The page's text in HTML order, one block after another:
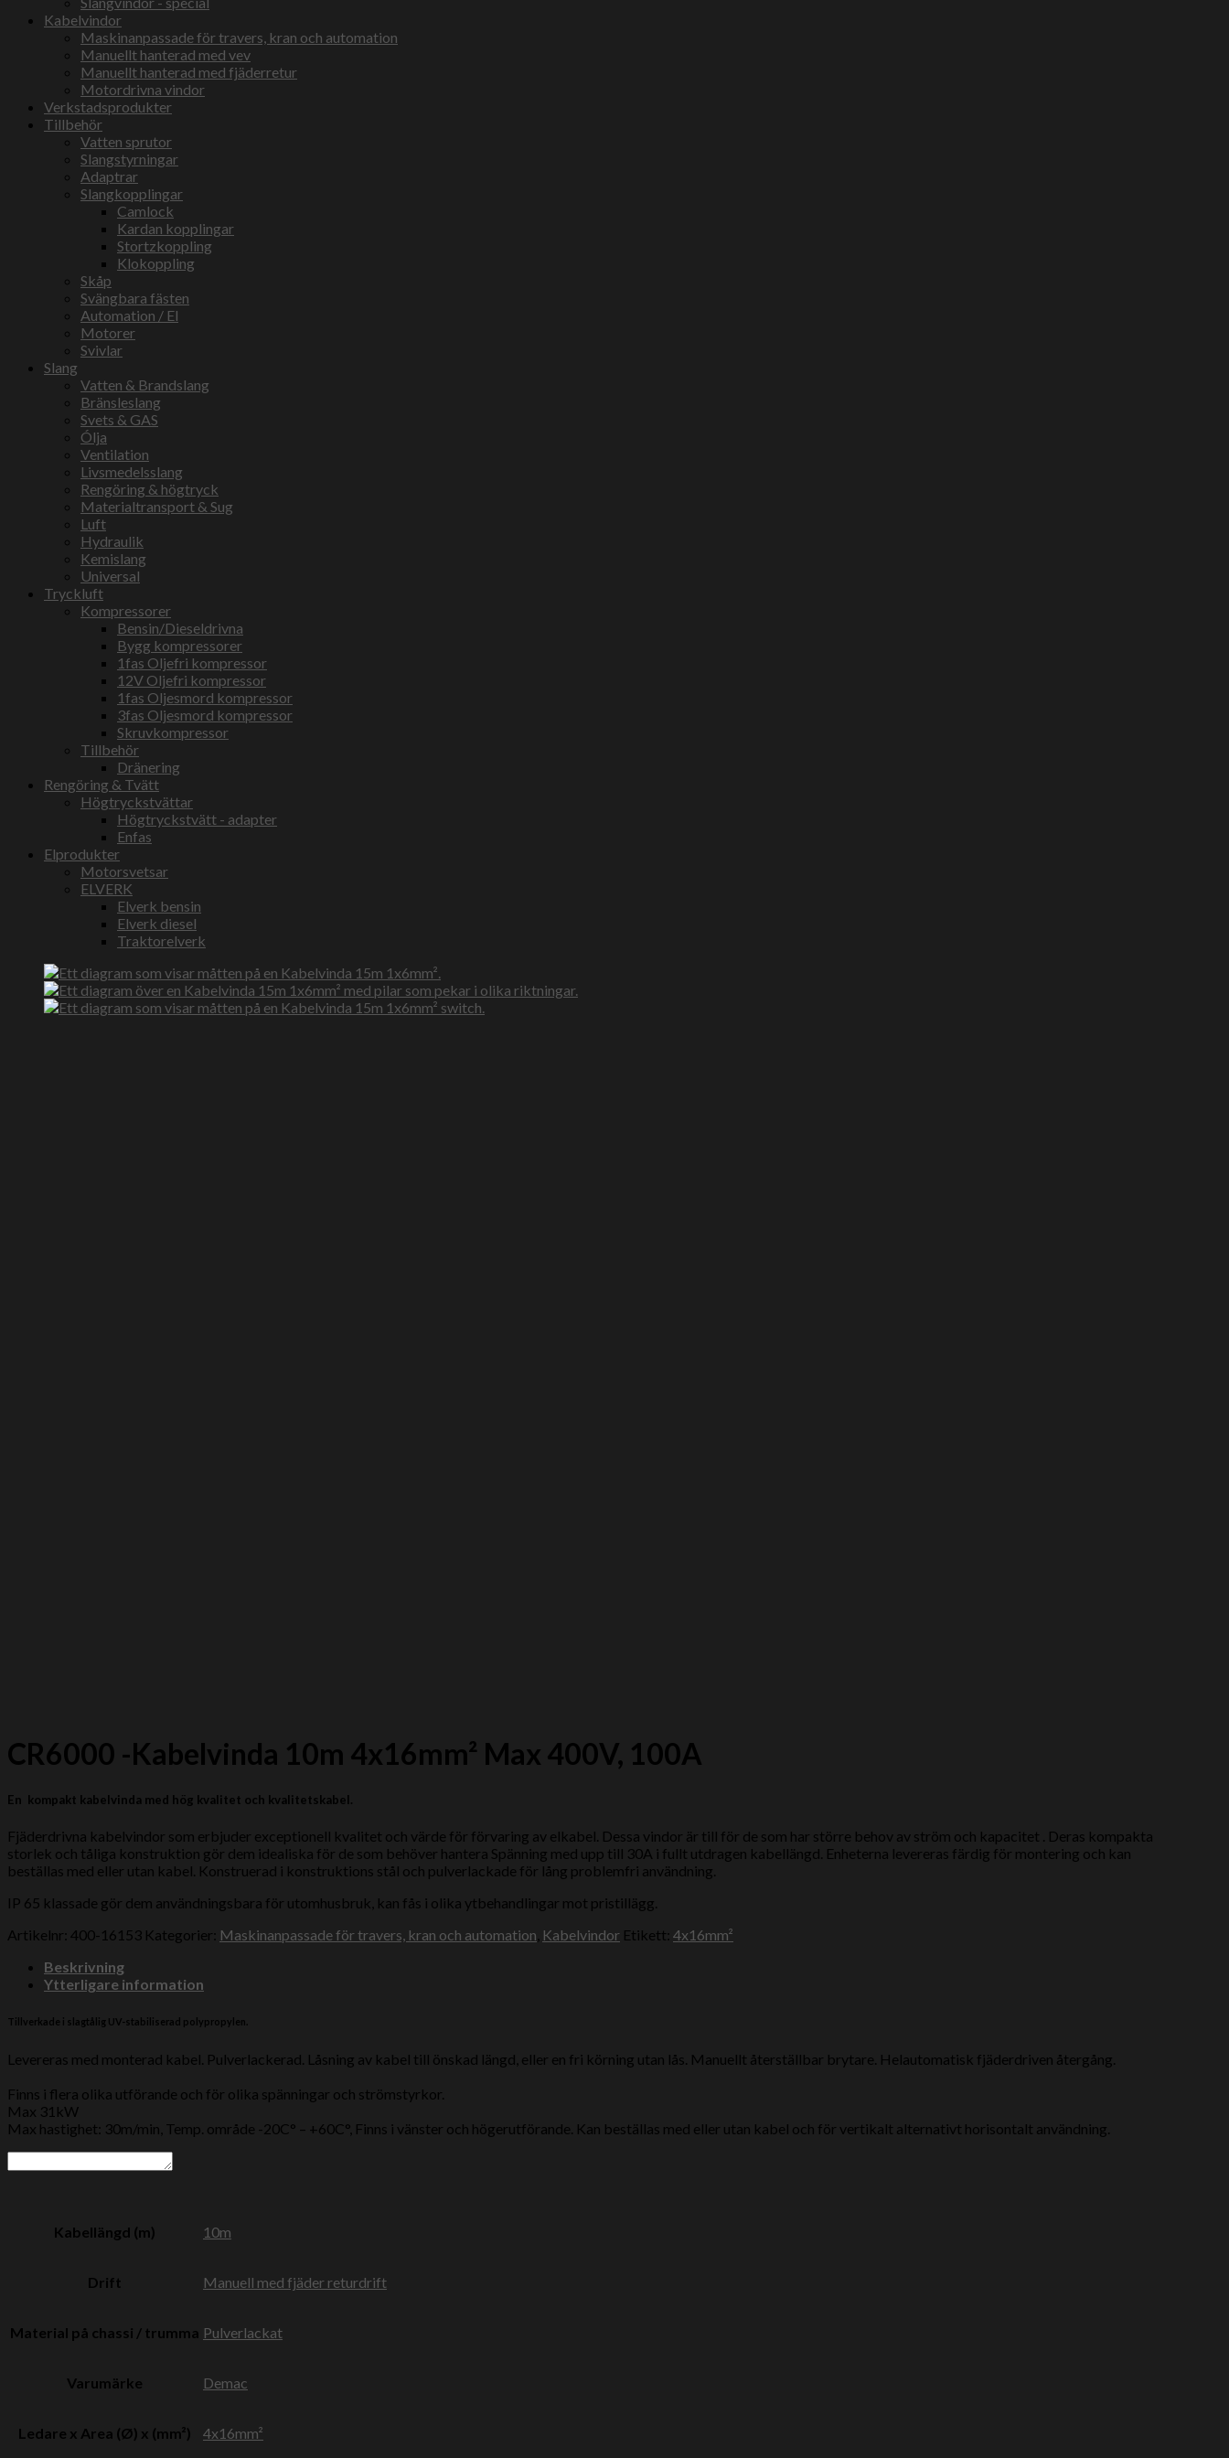
Kabelvindor
Maskinanpassade för travers, kran och automation
Manuellt hanterad med vev
Manuellt hanterad med fjäderretur
Motordrivna vindor
Verkstadsprodukter
Tillbehör
Vatten sprutor
Slangstyrningar
Adaptrar
Slangkopplingar
Camlock
Kardan kopplingar
Stortzkoppling
Klokoppling
Skåp
Svängbara fästen
Automation / El
Motorer
Svivlar
Slang
Vatten & Brandslang
Bränsleslang
Svets & GAS
Ólja
Ventilation
Livsmedelsslang
Rengöring & högtryck
Materialtransport & Sug
Luft
Hydraulik
Kemislang
Universal
Tryckluft
Kompressorer
Bensin/Dieseldrivna
Bygg kompressorer
1fas Oljefri kompressor
12V Oljefri kompressor
1fas Oljesmord kompressor
3fas Oljesmord kompressor
Skruvkompressor
Tillbehör
Dränering
Rengöring & Tvätt
Högtryckstvättar
Högtryckstvätt - adapter
Enfas
Elprodukter
Motorsvetsar
ELVERK
Elverk bensin
Elverk diesel
Traktorelverk
CR6000 -Kabelvinda 10m 4x16mm² Max 400V, 100A
En kompakt kabelvinda med hög kvalitet och kvalitetskabel.
Fjäderdrivna kabelvindor som erbjuder exceptionell kvalitet och värde för förvaring av elkabel. Dessa vindor är till för de som har större behov av ström och kapacitet .
Deras kompakta
storlek och tåliga konstruktion gör dem idealiska för de som behöver hantera Spänning med upp till 30A i fullt utdragen kabellängd. Enheterna levereras färdig för montering och kan
beställas med eller utan kabel. Konstruerad i konstruktions stål och pulverlackade för lång problemfri användning.
IP 65 klassade gör dem användningsbara för utomhusbruk, kan fås i olika ytbehandlingar mot pristillägg.
Artikelnr: 400-16153 Kategorier: Maskinanpassade för travers, kran och automation Kabelvindor Etikett: 4x16mm²
Beskrivning
Ytterligare information
Tillverkade i slagtålig UV-stabiliserad polypropylen.
Levereras med monterad kabel. Pulverlackerad. Låsning av kabel till önskad längd, eller en fri körning utan lås. Manuellt återställbar brytare. Helautomatisk fjäderdriven återgång.
Finns i flera olika utförande och för olika spänningar och strömstyrkor.
Max 31kW
Max hastighet: 30m/min, Temp. område -20C° – +60C°, Finns i vänster och högerutförande. Kan beställas med eller utan kabel och för vertikalt alternativt horisontalt användning.
Kabellängd (m) 10m
Drift Manuell med fjäder returdrift
Material på chassi / trumma Pulverlackat
Varumärke Demac
Ledare x Area (Ø) x (mm²) 4x16mm²